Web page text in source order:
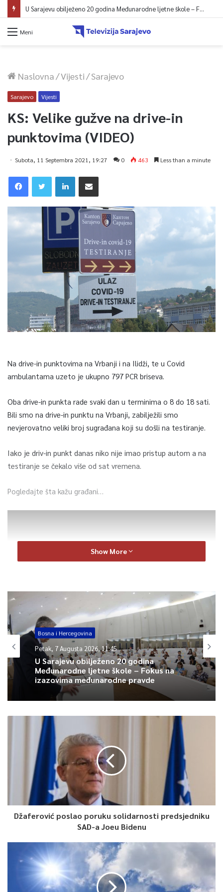
U Sarajevu počelo saobraćati 10 novih ISUZU autobusa
Meni
Naslovna/Vijesti/Sarajevo
Sarajevo Vijesti
KS: Velike gužve na drive-in
punktovima (VIDEO)
Subota, 11 Septembra 2021, 19:27 0 463 Less than a minute
Na drive-in punktovima na Vrbanji i na Ilidži, te u Covid
ambulantama uzeto je ukupno 797 PCR briseva.
Oba drive-in punkta rade svaki dan u terminima o 8 do 18 sati.
Bili smo na drive-in punktu na Vrbanji, zabilježili smo
nevjerovatno veliki broj sugrađana koji su došli na testiranje.
Iako je driv-in punkt danas niko nije imao pristup autom a na
testiranje se čekalo više od sat vremena.
Pogledajte šta kažu građani…
0
Article Rating
Show More
Bosna i Hercegovina
Petak, 7 Augusta 2026, 11:45
U Sarajevu obilježeno 20 godina
Međunarodne ljetne škole – Fokus na
izazovima međunarodne pravde
Džaferović poslao poruku solidarnosti predsjedniku
SAD-a Joeu Bidenu